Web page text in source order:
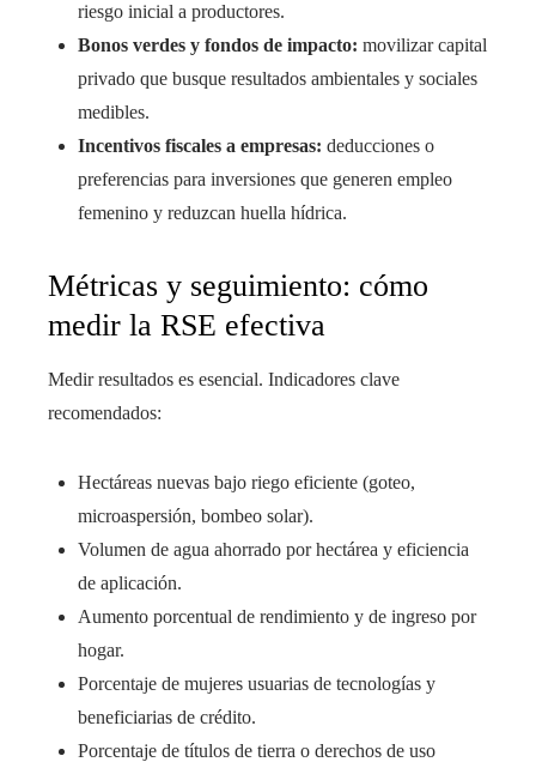
riesgo inicial a productores.
Bonos verdes y fondos de impacto: movilizar capital
privado que busque resultados ambientales y sociales
medibles.
Incentivos fiscales a empresas: deducciones o
preferencias para inversiones que generen empleo
femenino y reduzcan huella hídrica.
Métricas y seguimiento: cómo
medir la RSE efectiva
Medir resultados es esencial. Indicadores clave
recomendados:
Hectáreas nuevas bajo riego eficiente (goteo,
microaspersión, bombeo solar).
Volumen de agua ahorrado por hectárea y eficiencia
de aplicación.
Aumento porcentual de rendimiento y de ingreso por
hogar.
Porcentaje de mujeres usuarias de tecnologías y
beneficiarias de crédito.
Porcentaje de títulos de tierra o derechos de uso